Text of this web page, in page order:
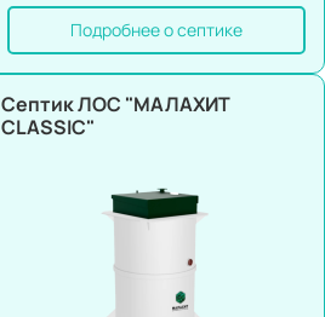
Подробнее о септике
Септик ЛОС "МАЛАХИТ
CLASSIC"